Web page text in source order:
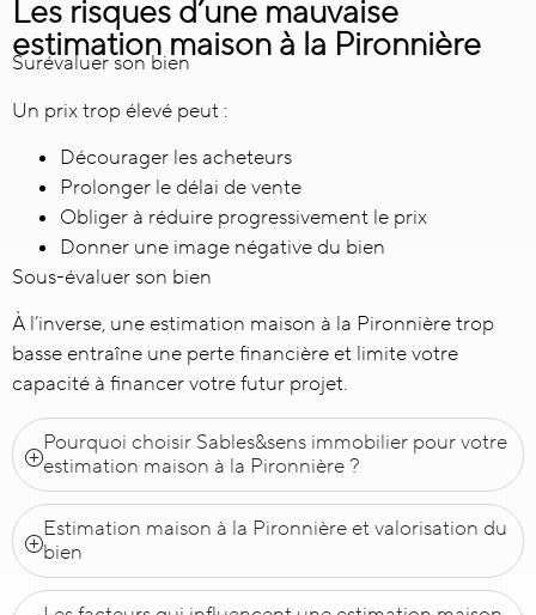
Les risques d’une mauvaise
estimation maison à la Pironnière
Surévaluer son bien
Un prix trop élevé peut :
Décourager les acheteurs
Prolonger le délai de vente
Obliger à réduire progressivement le prix
Donner une image négative du bien
Sous-évaluer son bien
À l’inverse, une estimation maison à la Pironnière trop
basse entraîne une perte financière et limite votre
capacité à financer votre futur projet.
Pourquoi choisir Sables&sens immobilier pour votre
estimation maison à la Pironnière ?
Estimation maison à la Pironnière et valorisation du
bien